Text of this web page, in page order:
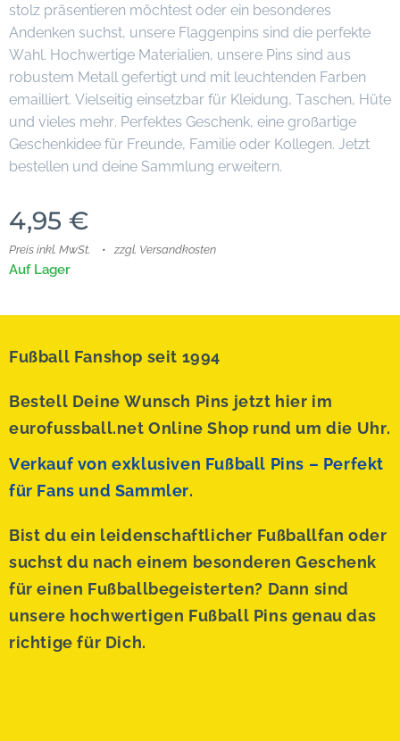
stolz präsentieren möchtest oder ein besonderes
Andenken suchst, unsere Flaggenpins sind die perfekte
Wahl. Hochwertige Materialien, unsere Pins sind aus
robustem Metall gefertigt und mit leuchtenden Farben
emailliert. Vielseitig einsetzbar für Kleidung, Taschen, Hüte
und vieles mehr. Perfektes Geschenk, eine großartige
Geschenkidee für Freunde, Familie oder Kollegen. Jetzt
bestellen und deine Sammlung erweitern.
4,95 €
Preis inkl. MwSt. zzgl. Versandkosten
Auf Lager
Fußball Fanshop seit 1994
Bestell Deine Wunsch Pins jetzt hier im
eurofussball.net Online Shop rund um die Uhr.
Verkauf von exklusiven Fußball Pins – Perfekt
für Fans und Sammler.
Bist du ein leidenschaftlicher Fußballfan oder
suchst du nach einem besonderen Geschenk
für einen Fußballbegeisterten? Dann sind
unsere hochwertigen Fußball Pins genau das
richtige für Dich.